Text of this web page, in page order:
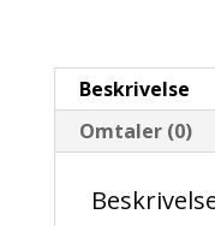
DIN
(Hella)
USB-
(kortvinklet)
Beskrivelse
Omtaler (0)